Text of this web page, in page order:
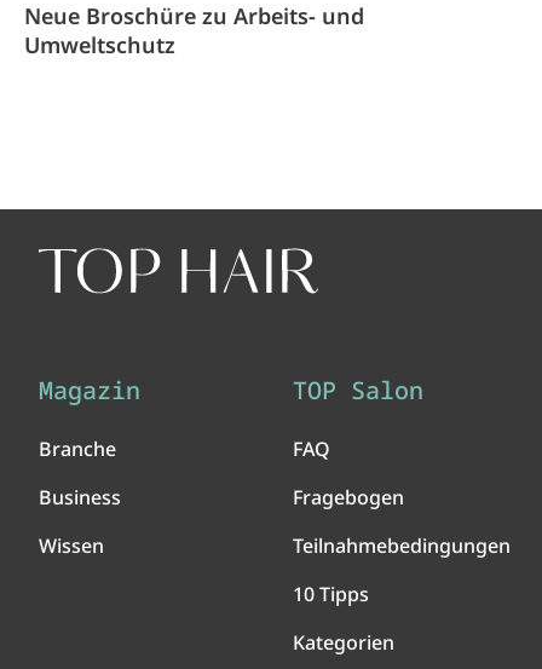
Neue Broschüre zu Arbeits- und
Umweltschutz
Magazin
Branche
Business
Wissen
TOP Salon
FAQ
Fragebogen
Teilnahmebedingungen
10 Tipps
Kategorien